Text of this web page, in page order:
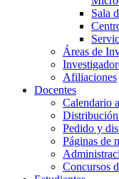
Sala
Áreas de
Afiliaciones
Docentes
Calendario
Distribución
Pedido y
Páginas de
Concursos